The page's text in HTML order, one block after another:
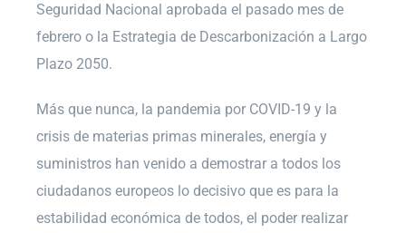
Seguridad Nacional aprobada el pasado mes de
febrero o la Estrategia de Descarbonización a Largo
Plazo 2050.
Más que nunca, la pandemia por COVID-19 y la
crisis de materias primas minerales, energía y
suministros han venido a demostrar a todos los
ciudadanos europeos lo decisivo que es para la
estabilidad económica de todos, el poder realizar